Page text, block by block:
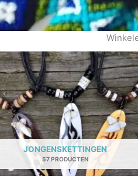
JONGENSKETTINGEN
57 PRODUCTEN